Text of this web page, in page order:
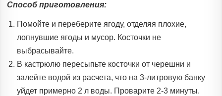
Способ приготовления:
Помойте и переберите ягоду, отделяя плохие,
лопнувшие ягоды и мусор. Косточки не
выбрасывайте.
В кастрюлю пересыпьте косточки от черешни и
залейте водой из расчета, что на 3-литровую банку
уйдет примерно 2 л воды. Проварите 2-3 минуты.